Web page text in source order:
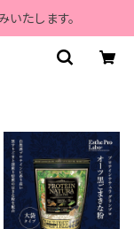
たします。